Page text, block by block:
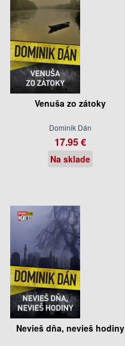
Venuša zo zátoky
Dominik Dán
17.95 €
Na sklade
Nevieš dňa, nevieš hodiny